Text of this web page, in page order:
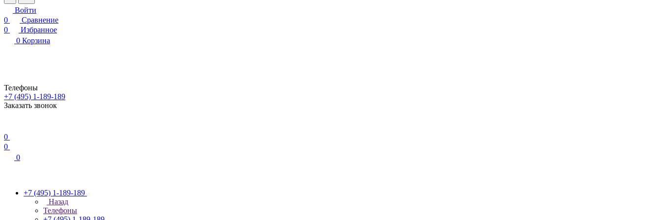
Войти
0
Сравнение
0
Избранное
0 Корзина
Телефоны
+7 (495) 1-189-189
Заказать звонок
0
0
0
+7 (495) 1-189-189
Назад
Телефоны